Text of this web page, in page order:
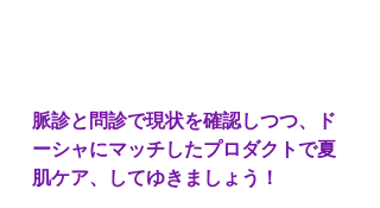
脈診と問診で現状を確認しつつ、ド
ーシャにマッチしたプロダクトで夏
肌ケア、してゆきましょう！